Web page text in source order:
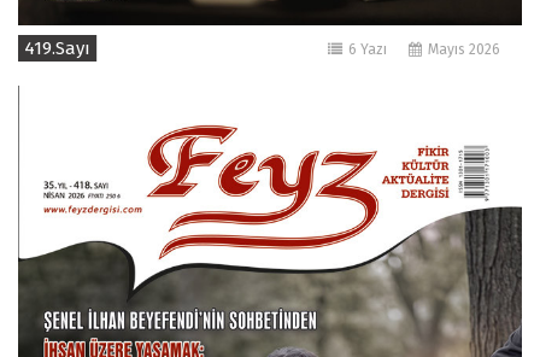
419.Sayı Mayıs 2026
6 Yazı